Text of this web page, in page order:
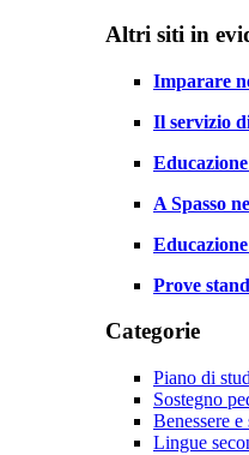
Altri siti in
Imparare
Il servizio
Educazione
A Spasso
Prove
Categorie
Piano di
Sostegno
Benessere e
Lingue